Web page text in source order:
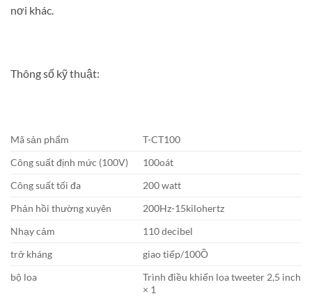
nơi khác.
Thông số kỹ thuật:
Mã sản phẩm
T-CT100
Công suất định mức (100V)
100oát
Công suất tối đa
200 watt
Phản hồi thường xuyên
200Hz-15kilohertz
Nhạy cảm
110 decibel
trở kháng
giao tiếp/100Ồ
bộ loa
Trình điều khiển loa tweeter 2,5 inch
× 1